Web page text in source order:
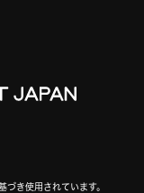
き使用されています。